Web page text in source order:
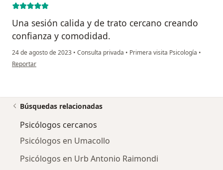
Una sesión calida y de trato cercano creando
confianza y comodidad.
24 de agosto de 2023 • Consulta privada • Primera visita Psicología •
en opinión del usuario Cesar Palma Galindo
Reportar
Búsquedas relacionadas
Psicólogos cercanos
Psicólogos en Umacollo
Psicólogos en Urb Antonio Raimondi